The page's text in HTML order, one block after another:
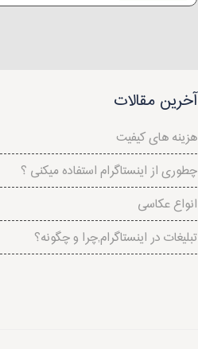
آخرین مقالات
هزینه های کیفیت
چطوری از اینستاگرام استفاده میکنی ؟
انواع عکاسی
تبلیغات در اینستاگرام,چرا و چگونه؟